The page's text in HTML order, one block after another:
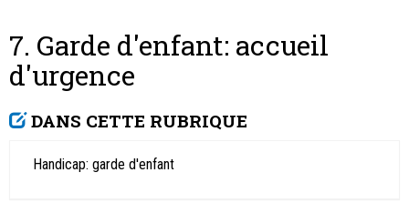
7. Garde d'enfant: accueil
d'urgence
DANS CETTE RUBRIQUE
Handicap: garde d'enfant